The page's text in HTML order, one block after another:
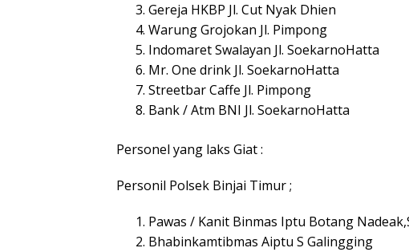
Gereja HKBP Jl. Cut Nyak Dhien
Warung Grojokan Jl. Pimpong
Indomaret Swalayan Jl. SoekarnoHatta
Mr. One drink Jl. SoekarnoHatta
Streetbar Caffe Jl. Pimpong
Bank / Atm BNI Jl. SoekarnoHatta
Personel yang laks Giat :
Personil Polsek Binjai Timur ;
Pawas / Kanit Binmas Iptu Botang
Bhabinkamtibmas Aiptu S Galingging